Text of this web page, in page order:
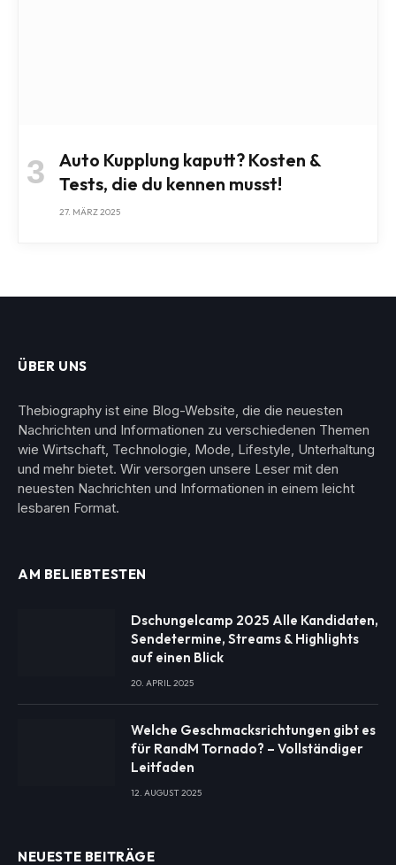
Auto Kupplung kaputt? Kosten &
Tests, die du kennen musst!
27. MÄRZ 2025
ÜBER UNS
Thebiography ist eine Blog-Website, die die neuesten
Nachrichten und Informationen zu verschiedenen Themen
wie Wirtschaft, Technologie, Mode, Lifestyle, Unterhaltung
und mehr bietet. Wir versorgen unsere Leser mit den
neuesten Nachrichten und Informationen in einem leicht
lesbaren Format.
AM BELIEBTESTEN
Dschungelcamp 2025 Alle Kandidaten,
Sendetermine, Streams & Highlights
auf einen Blick
20. APRIL 2025
Welche Geschmacksrichtungen gibt es
für RandM Tornado? – Vollständiger
Leitfaden
12. AUGUST 2025
NEUESTE BEITRÄGE